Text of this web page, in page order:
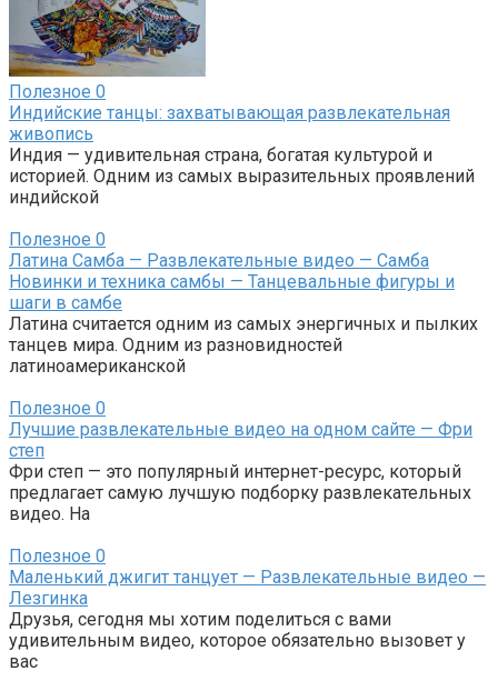
Полезное 0
Индийские танцы: захватывающая развлекательная
живопись
Индия — удивительная страна, богатая культурой и
историей. Одним из самых выразительных проявлений
индийской
Полезное 0
Латина Самба — Развлекательные видео — Самба
Новинки и техника самбы — Танцевальные фигуры и
шаги в самбе
Латина считается одним из самых энергичных и пылких
танцев мира. Одним из разновидностей
латиноамериканской
Полезное 0
Лучшие развлекательные видео на одном сайте — Фри
степ
Фри степ — это популярный интернет-ресурс, который
предлагает самую лучшую подборку развлекательных
видео. На
Полезное 0
Маленький джигит танцует — Развлекательные видео —
Лезгинка
Друзья, сегодня мы хотим поделиться с вами
удивительным видео, которое обязательно вызовет у
вас